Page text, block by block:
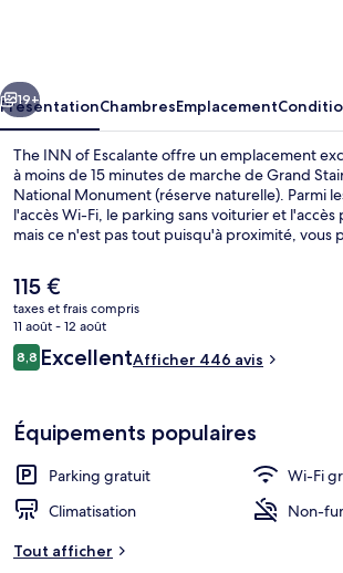
Suivant
19+
PrésentationChambresEmplacement
The INN of Escalante offre un emplacement
à moins de 15 minutes de marche de Grand
National Monument (réserve naturelle). Parmi
l'accès Wi-Fi, le parking sans voiturier et
mais ce n'est pas tout puisqu'à proximité, vous
voyageurs ne disent que du bien en ce qui
attentionné.
Le
prix
actuel
est
de
115 €
taxes et frais compris
11 août - 12 août
Avis
voyageurs
8,88,8 sur 10
ExcellentAfficher 446 avis
Équipements populaires
Parking gratuit
Wi-Fi
Climatisation
Non-
Tout afficher